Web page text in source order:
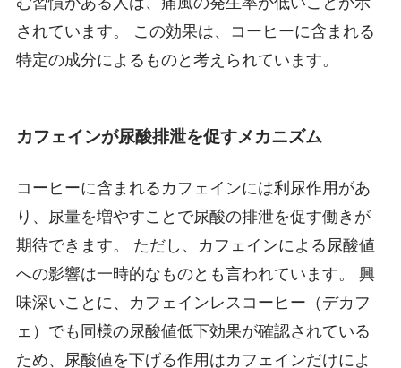
されています。 この効果は、コーヒーに含まれる
特定の成分によるものと考えられています。
カフェインが尿酸排泄を促すメカニズム
コーヒーに含まれるカフェインには利尿作用があ
り、尿量を増やすことで尿酸の排泄を促す働きが
期待できます。 ただし、カフェインによる尿酸値
への影響は一時的なものとも言われています。 興
味深いことに、カフェインレスコーヒー（デカフ
ェ）でも同様の尿酸値低下効果が確認されている
ため、尿酸値を下げる作用はカフェインだけによ